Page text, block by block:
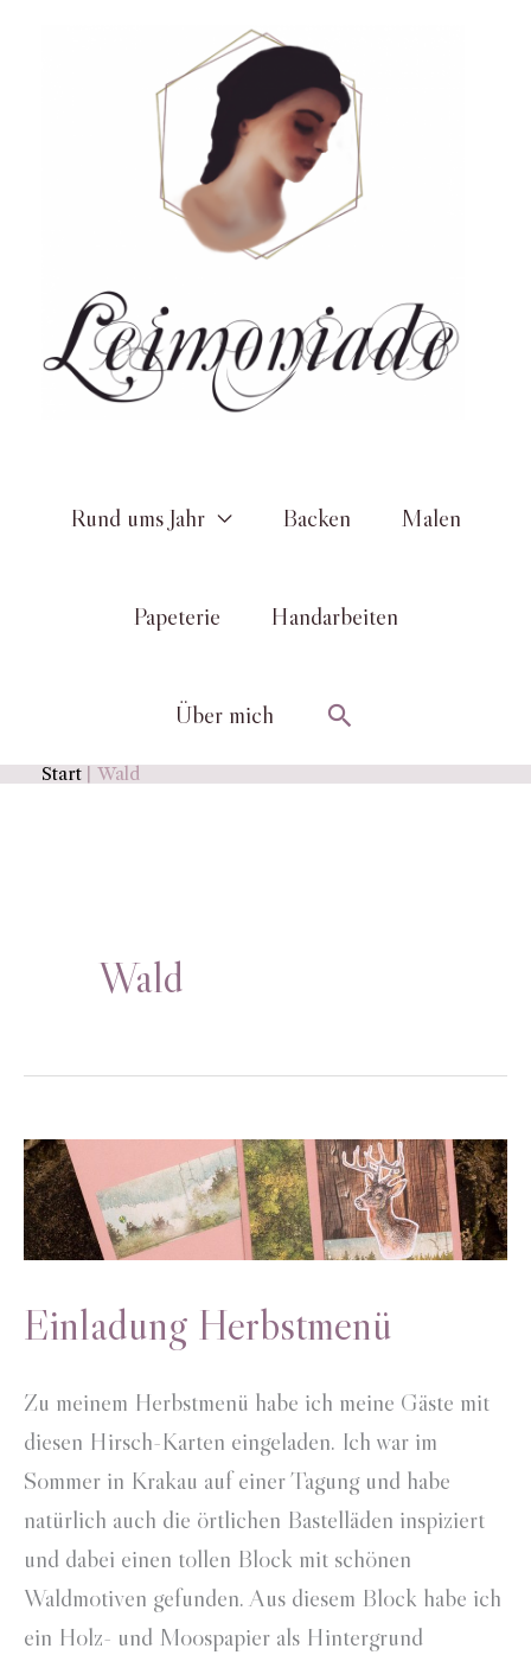
Rund ums Jahr Backen Malen
Papeterie Handarbeiten
Über mich Suchen
Start Wald
Wald
Einladung Herbstmenü
Zu meinem Herbstmenü habe ich meine Gäste mit
diesen Hirsch-Karten eingeladen. Ich war im
Sommer in Krakau auf einer Tagung und habe
natürlich auch die örtlichen Bastelläden inspiziert
und dabei einen tollen Block mit schönen
Waldmotiven gefunden. Aus diesem Block habe ich
ein Holz- und Moospapier als Hintergrund